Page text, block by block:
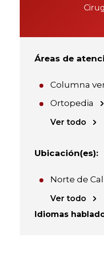
Áreas de
Columna
Ortopedia
Ver todo
Ubicación(es):
Norte de
Ver todo
Idiomas